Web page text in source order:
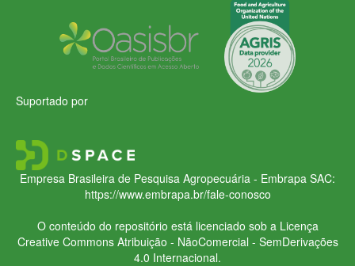
Suportado por
Empresa Brasileira de Pesquisa Agropecuária - Embrapa SAC:
https://www.embrapa.br/fale-conosco
O conteúdo do repositório está licenciado sob a Licença
Creative CommonsAtribuição - NãoComercial - SemDerivações
4.0 Internacional.